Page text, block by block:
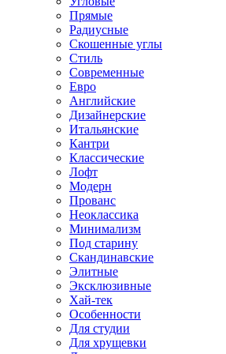
Прямые
Радиусные
Скошенные углы
Стиль
Современные
Евро
Английские
Дизайнерские
Итальянские
Кантри
Классические
Лофт
Модерн
Прованс
Неоклассика
Минимализм
Под старину
Скандинавские
Элитные
Эксклюзивные
Хай-тек
Особенности
Для студии
Для хрущевки